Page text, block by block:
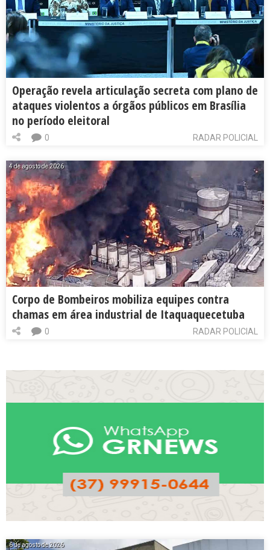
Operação revela articulação secreta com plano de
ataques violentos a órgãos públicos em Brasília
no período eleitoral
RADAR POLICIAL
0
4 de agosto de 2026
Corpo de Bombeiros mobiliza equipes contra
chamas em área industrial de Itaquaquecetuba
RADAR POLICIAL
0
6 de agosto de 2026